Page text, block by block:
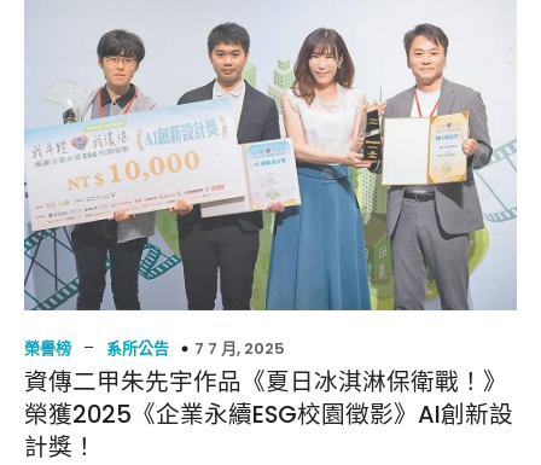
榮譽榜 – 系所公告 7 7 月, 2025
資傳二甲朱先宇作品《夏日冰淇淋保衛戰！》
榮獲2025《企業永續ESG校園徵影》AI創新設
計獎！